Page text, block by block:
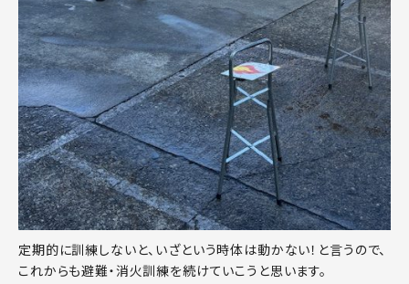
定期的に訓練しないと、いざという時体は動かない！と言うので、
これからも避難・消火訓練を続けていこうと思います。